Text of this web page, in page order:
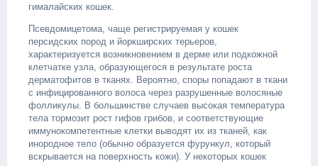
гималайских кошек.
Псевдомицетома, чаще регистрируемая у кошек
персидских пород и йоркширских терьеров,
характеризуется возникновением в дерме или подкожной
клетчатке узла, образующегося в результате роста
дерматофитов в тканях. Вероятно, споры попадают в ткани
с инфицированного волоса через разрушенные волосяные
фолликулы. В большинстве случаев высокая температура
тела тормозит рост гифов грибов, и соответствующие
иммунокомпетентные клетки выводят их из тканей, как
инородное тело (обычно образуется фурункул, который
вскрывается на поверхность кожи). У некоторых кошек